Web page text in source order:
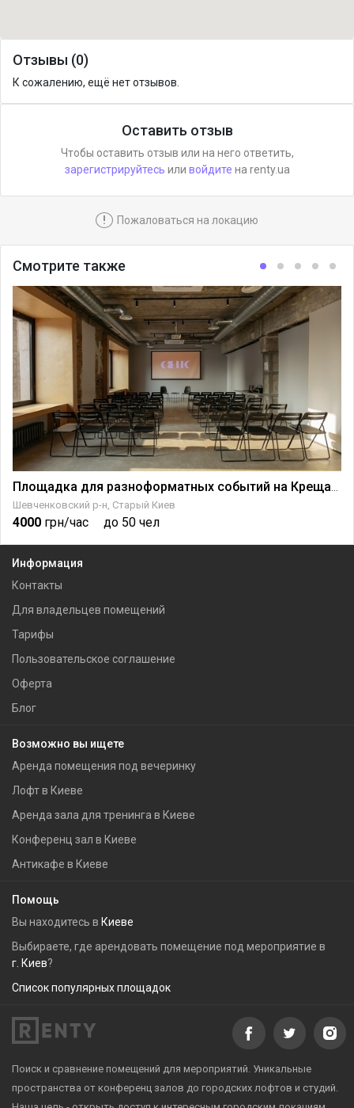
Отзывы (0)
К сожалению, ещё нет отзывов.
Оставить отзыв
Чтобы оставить отзыв или на него ответить,
зарегистрируйтесь или войдите на renty.ua
! Пожаловаться на локацию
Смотрите также
Шевченковский р-н, Старый Киев
4000 грн/час до 50 чел
Информация
Контакты
Для владельцев помещений
Тарифы
Пользовательское соглашение
Оферта
Блог
Возможно вы ищете
Аренда помещения под вечеринку
Лофт в Киеве
Аренда зала для тренинга в Киеве
Конференц зал в Киеве
Антикафе в Киеве
Помощь
Вы находитесь в Киеве
Выбираете, где арендовать помещение под мероприятие в
г. Киев?
Список популярных площадок
Поиск и сравнение помещений для мероприятий. Уникальные
пространства от конференц залов до городских лофтов и студий.